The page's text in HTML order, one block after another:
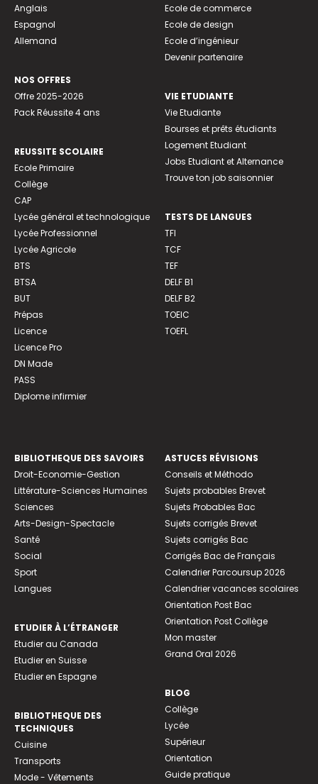
Anglais
Espagnol
Allemand
NOS OFFRES
Offre 2025-2026
Pack Réussite 4 ans
REUSSITE SCOLAIRE
Ecole Primaire
Collège
CAP
Lycée général et technologique
Lycée Professionnel
Lycée Agricole
BTS
BTSA
BUT
Prépas
Licence
Licence Pro
DN Made
PASS
Diplome infirmier
Ecole de commerce
Ecole de design
Ecole d’ingénieur
Devenir partenaire
VIE ETUDIANTE
Vie Etudiante
Bourses et prêts étudiants
Logement Etudiant
Jobs Etudiant et Alternance
Trouve ton job saisonnier
TESTS DE LANGUES
TFI
TCF
TEF
DELF B1
DELF B2
TOEIC
TOEFL
BIBLIOTHEQUE DES SAVOIRS
Droit-Economie-Gestion
Littérature-Sciences Humaines
Sciences
Arts-Design-Spectacle
Santé
Social
Sport
Langues
ETUDIER À L’ÉTRANGER
Etudier au Canada
Etudier en Suisse
Etudier en Espagne
BIBLIOTHEQUE DES
TECHNIQUES
Cuisine
Transports
Mode - Vêtements
ASTUCES RÉVISIONS
Conseils et Méthodo
Sujets probables Brevet
Sujets Probables Bac
Sujets corrigés Brevet
Sujets corrigés Bac
Corrigés Bac de Français
Calendrier Parcoursup 2026
Calendrier vacances scolaires
Orientation Post Bac
Orientation Post Collège
Mon master
Grand Oral 2026
BLOG
Collège
Lycée
Supérieur
Orientation
Guide pratique